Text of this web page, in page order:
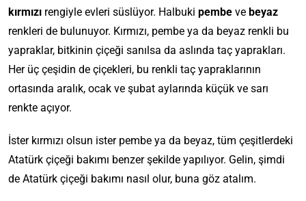
kırmızı rengiyle evleri süslüyor. Halbuki pembe ve beyaz
renkleri de bulunuyor. Kırmızı, pembe ya da beyaz renkli bu
yapraklar, bitkinin çiçeği sanılsa da aslında taç yaprakları.
Her üç çeşidin de çiçekleri, bu renkli taç yapraklarının
ortasında aralık, ocak ve şubat aylarında küçük ve sarı
renkte açıyor.
İster kırmızı olsun ister pembe ya da beyaz, tüm çeşitlerdeki
Atatürk çiçeği bakımı benzer şekilde yapılıyor. Gelin, şimdi
de Atatürk çiçeği bakımı nasıl olur, buna göz atalım.